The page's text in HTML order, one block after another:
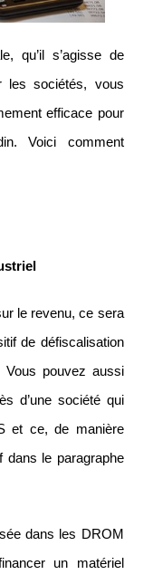
qu’il s’agisse de
les sociétés, vous
efficace pour
Voici comment
le revenu, ce sera
de défiscalisation
Vous pouvez aussi
d’une société qui
et ce, de manière
dans le paragraphe
dans les DROM
un matériel